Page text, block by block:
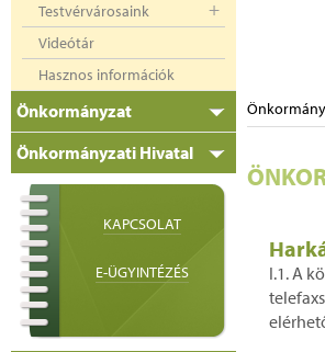
Testvérvárosaink
Videótár
Hasznos információk
Önkormányzat
Önkormányzati Hivatal
KAPCSOLAT
E-ÜGYINTÉZÉS
I.1. A